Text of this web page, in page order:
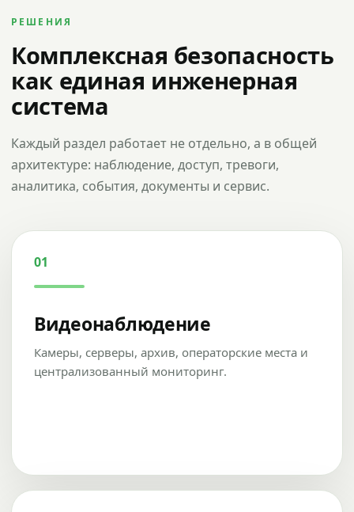
РЕШЕНИЯ
Комплексная безопасность
как единая инженерная
система
Каждый раздел работает не отдельно, а в общей
архитектуре: наблюдение, доступ, тревоги,
аналитика, события, документы и сервис.
01
Видеонаблюдение
Камеры, серверы, архив, операторские места и
централизованный мониторинг.